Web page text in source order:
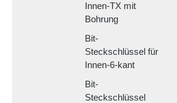
Innen-TX mit
Bohrung
Bit-
Steckschlüssel für
Innen-6-kant
Bit-
Steckschlüssel